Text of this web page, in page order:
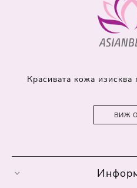
Красивата кожа изисква
ВИЖ